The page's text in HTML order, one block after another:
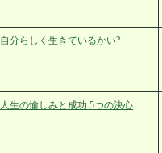
自分らしく生きているかい?
人生の愉しみと成功 5つの決心